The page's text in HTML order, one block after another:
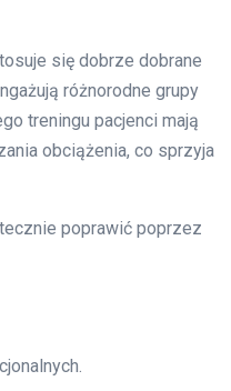
się dobrze dobrane
różnorodne grupy
treningu pacjenci mają
obciążenia, co sprzyja
poprawić poprzez